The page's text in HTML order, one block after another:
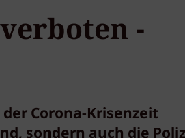
-
Corona-Krisenzeit